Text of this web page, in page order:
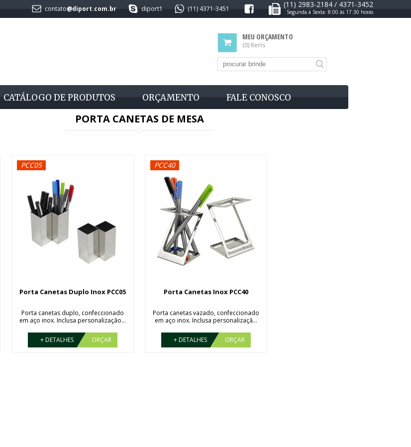
contato@diport.com.br diport1 (11) 4371-3451 (11) 2983-2184 / 4371-3452
Segunda à Sexta: 8:00 às 17:30 horas
MEU ORÇAMENTO
(0) Itens
CATÁLOGO DE PRODUTOS ORÇAMENTO FALE CONOSCO
PORTA CANETAS DE MESA
PCC05
Porta Canetas Duplo Inox PCC05
Porta canetas duplo, confeccionado
em aço inox. Inclusa personalização...
+ DETALHES ORÇAR
PCC40
Porta Canetas Inox PCC40
Porta canetas vazado, confeccionado
em aço inox. Inclusa personalizaçã...
+ DETALHES ORÇAR